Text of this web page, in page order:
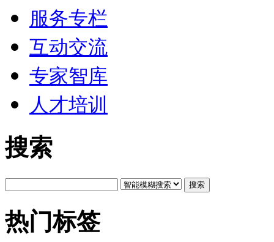
服务专栏
互动交流
专家智库
人才培训
搜索
搜索
热门标签